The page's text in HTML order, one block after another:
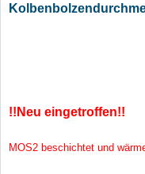
!!Neu eingetroffen!!
MOS2 beschichtet und